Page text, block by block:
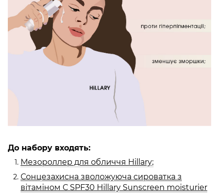
До набору входять:
Мезороллер для обличчя Hillary;
Сонцезахисна зволожуюча сироватка з
вітаміном С SPF30 Hillary Sunscreen moisturier